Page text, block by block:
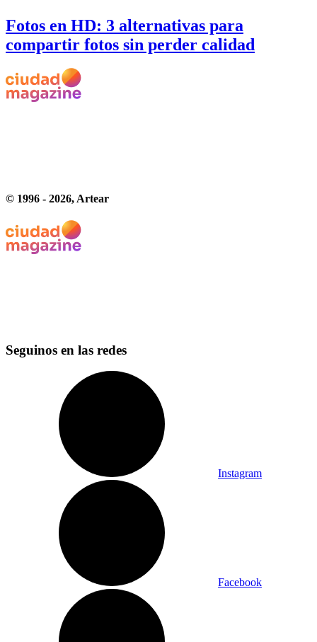
Fotos en HD: 3 alternativas para
compartir fotos sin perder calidad
© 1996 - 2026, Artear
Seguinos en las redes
Instagram
Facebook